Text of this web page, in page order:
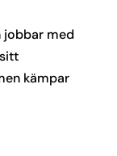
jobbar med
kämpar